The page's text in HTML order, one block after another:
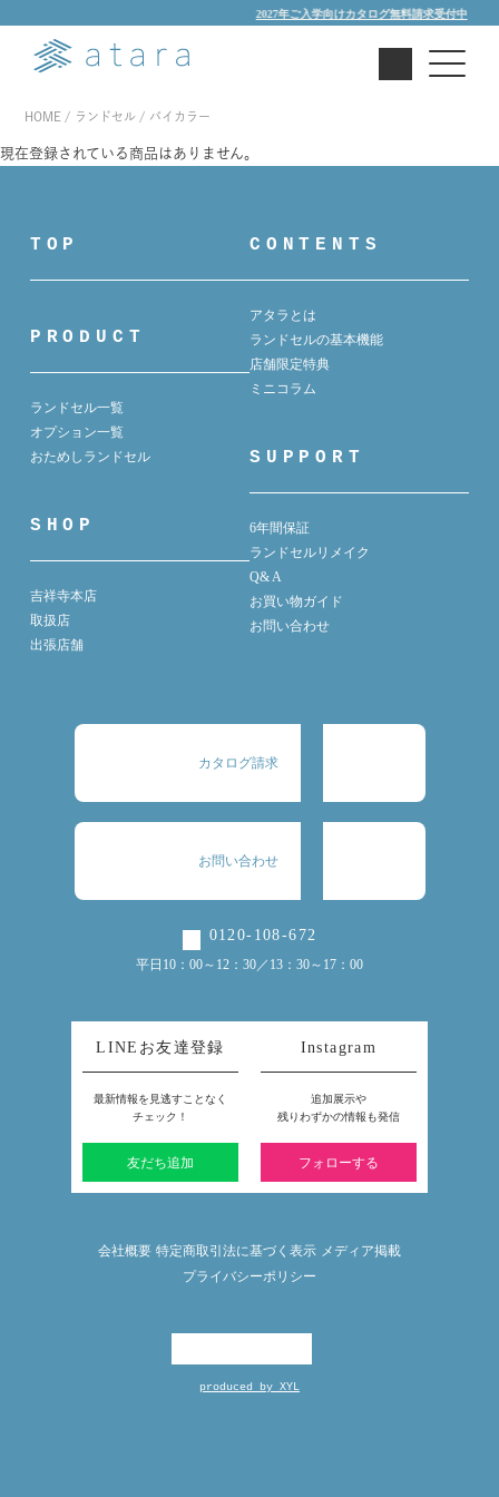
2027年ご入学向けカタログ無料請求受付中
HOME ランドセル バイカラー
現在登録されている商品はありません。
TOP
PRODUCT
ランドセル一覧
オプション一覧
おためしランドセル
SHOP
吉祥寺本店
取扱店
出張店舗
CONTENTS
アタラとは
ランドセルの基本機能
店舗限定特典
ミニコラム
SUPPORT
6年間保証
ランドセルリメイク
Q& A
お買い物ガイド
お問い合わせ
カタログ請求
お問い合わせ
0120-108-672
平日10：00～12：30／13：30～17：00
LINEお友達登録
最新情報を見逃すことなく
チェック！
友だち追加
Instagram
追加展示や
残りわずかの情報も発信
フォローする
会社概要 特定商取引法に基づく表示 メディア掲載
プライバシーポリシー
produced by XYL